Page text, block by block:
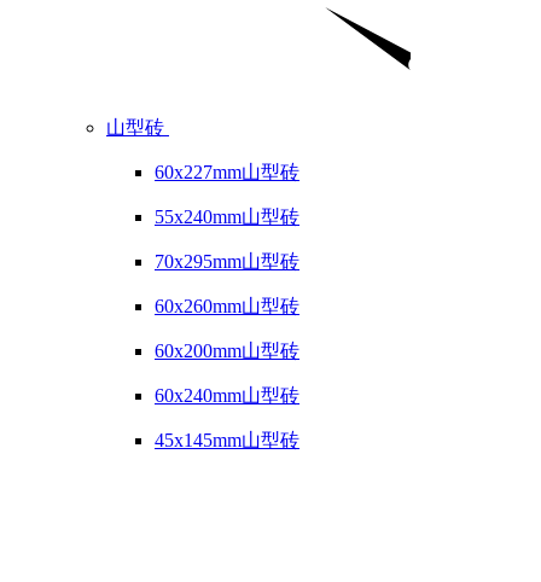
山型砖
60x227mm山型砖
55x240mm山型砖
70x295mm山型砖
60x260mm山型砖
60x200mm山型砖
60x240mm山型砖
45x145mm山型砖